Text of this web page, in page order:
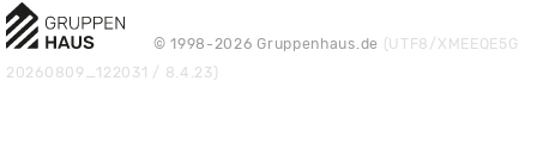
© 1998-2026 Gruppenhaus.de
(UTF8/XMEEQE5G
20260809_122031 / 8.4.23)